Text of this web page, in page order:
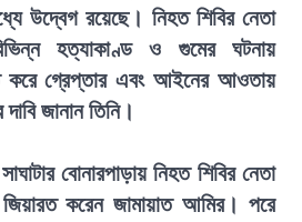
উদ্বেগ রয়েছে। নিহত শিবির নেতা
হত্যাকাণ্ড ও গুমের ঘটনায়
গ্রেপ্তার এবং আইনের আওতায়
জানান তিনি।
বোনারপাড়ায় নিহত শিবির নেতা
করেন জামায়াত আমির। পরে